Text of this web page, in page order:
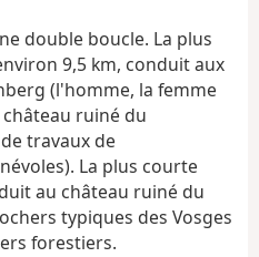
double boucle. La plus
9,5 km, conduit aux
(l'homme, la femme
ruiné du
travaux de
La plus courte
au château ruiné du
typiques des Vosges
forestiers.